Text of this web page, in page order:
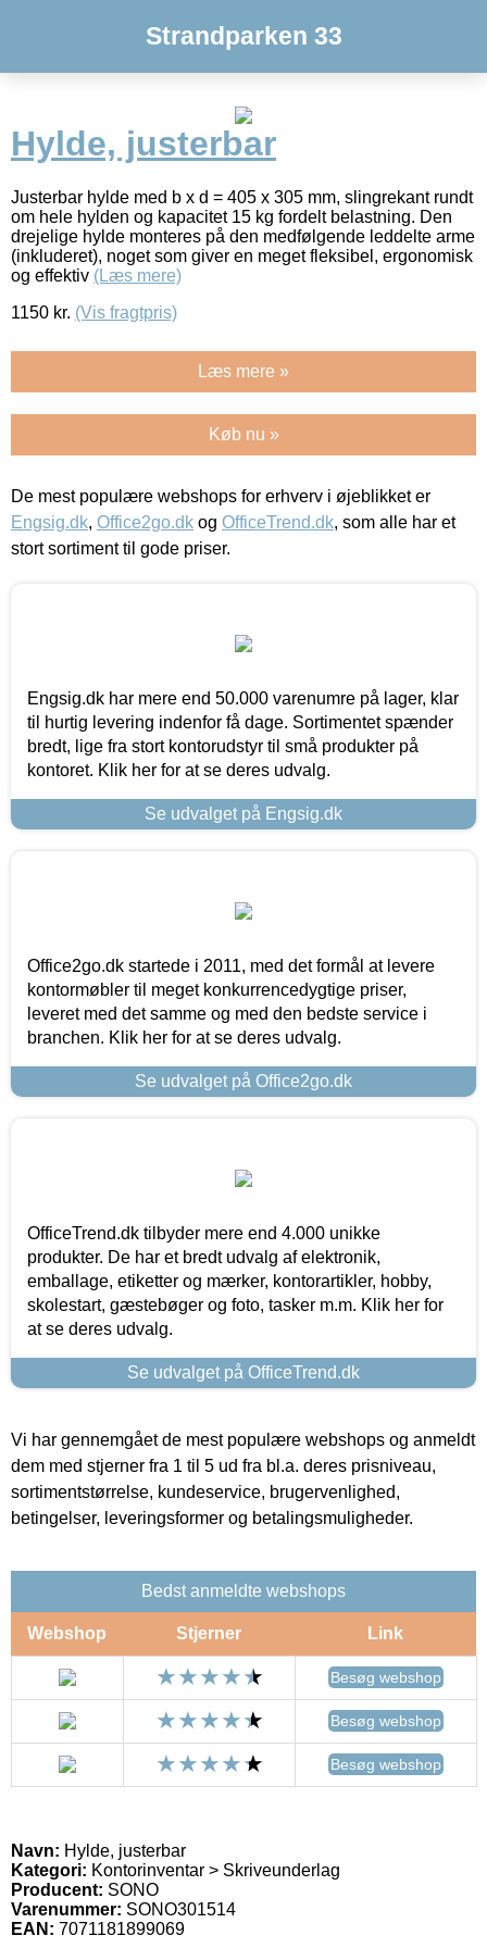
Strandparken 33
Hylde, justerbar
Justerbar hylde med b x d = 405 x 305 mm, slingrekant rundt
om hele hylden og kapacitet 15 kg fordelt belastning. Den
drejelige hylde monteres på den medfølgende leddelte arme
(inkluderet), noget som giver en meget fleksibel, ergonomisk
og effektiv (Læs mere)
1150 kr. (Vis fragtpris)
Læs mere »
Køb nu »
De mest populære webshops for erhverv i øjeblikket er
Engsig.dk, Office2go.dk og OfficeTrend.dk, som alle har et
stort sortiment til gode priser.
Engsig.dk har mere end 50.000 varenumre på lager, klar
til hurtig levering indenfor få dage. Sortimentet spænder
bredt, lige fra stort kontorudstyr til små produkter på
kontoret. Klik her for at se deres udvalg.
Se udvalget på Engsig.dk
Office2go.dk startede i 2011, med det formål at levere
kontormøbler til meget konkurrencedygtige priser,
leveret med det samme og med den bedste service i
branchen. Klik her for at se deres udvalg.
Se udvalget på Office2go.dk
OfficeTrend.dk tilbyder mere end 4.000 unikke
produkter. De har et bredt udvalg af elektronik,
emballage, etiketter og mærker, kontorartikler, hobby,
skolestart, gæstebøger og foto, tasker m.m. Klik her for
at se deres udvalg.
Se udvalget på OfficeTrend.dk
Vi har gennemgået de mest populære webshops og anmeldt
dem med stjerner fra 1 til 5 ud fra bl.a. deres prisniveau,
sortimentstørrelse, kundeservice, brugervenlighed,
betingelser, leveringsformer og betalingsmuligheder.
Bedst anmeldte webshops
Webshop Stjerner Link
Besøg webshop
Besøg webshop
Besøg webshop
Navn: Hylde, justerbar
Kategori: Kontorinventar > Skriveunderlag
Producent: SONO
Varenummer: SONO301514
EAN: 7071181899069